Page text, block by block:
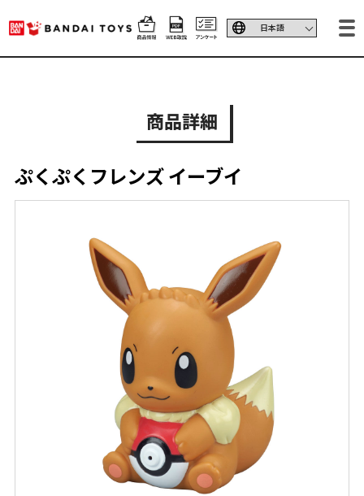
商品詳細
ぷくぷくフレンズ イーブイ